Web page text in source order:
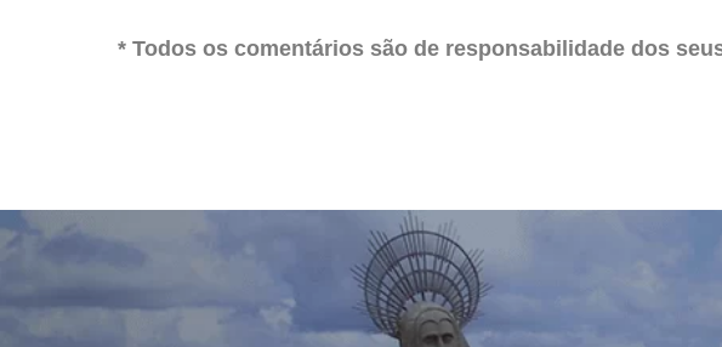
* Todos os comentários são de responsabilidade dos